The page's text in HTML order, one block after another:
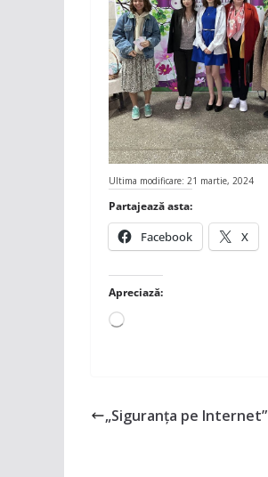
Ultima modificare: 21 martie, 2024
Partajează asta:
Facebook X
Apreciază:
Încarc...
„Siguranța pe Internet”